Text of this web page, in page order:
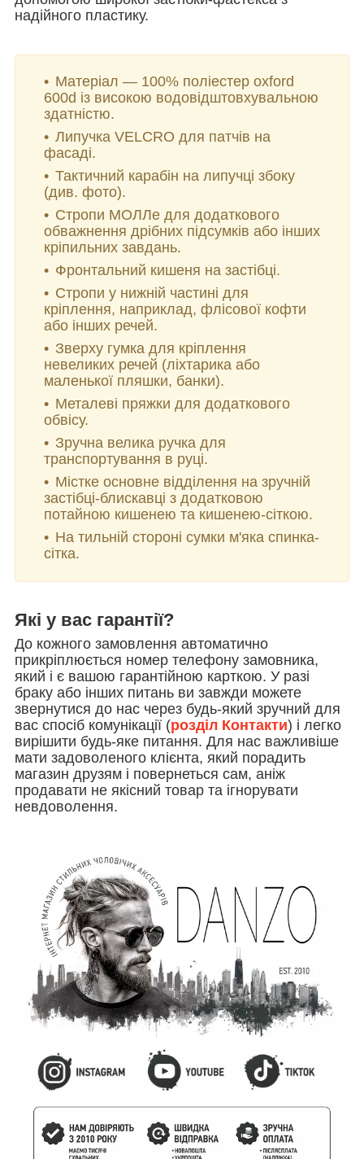
надійного пластику.
Матеріал — 100% поліестер oxford
600d із високою водовідштовхувальною
здатністю.
Липучка VELCRO для патчів на
фасаді.
Тактичний карабін на липучці збоку
(див. фото).
Стропи МОЛЛе для додаткового
обважнення дрібних підсумків або інших
кріпильних завдань.
Фронтальний кишеня на застібці.
Стропи у нижній частині для
кріплення, наприклад, флісової кофти
або інших речей.
Зверху гумка для кріплення
невеликих речей (ліхтарика або
маленької пляшки, банки).
Металеві пряжки для додаткового
обвісу.
Зручна велика ручка для
транспортування в руці.
Містке основне відділення на зручній
застібці-блискавці з додатковою
потайною кишенею та кишенею-сіткою.
На тильній стороні сумки м'яка спинка-
сітка.
Які у вас гарантії?
До кожного замовлення автоматично
прикріплюється номер телефону замовника,
який і є вашою гарантійною карткою. У разі
браку або інших питань ви завжди можете
звернутися до нас через будь-який зручний для
вас спосіб комунікації (розділ Контакти) і легко
вирішити будь-яке питання. Для нас важливіше
мати задоволеного клієнта, який порадить
магазин друзям і повернеться сам, аніж
продавати не якісний товар та ігнорувати
невдоволення.